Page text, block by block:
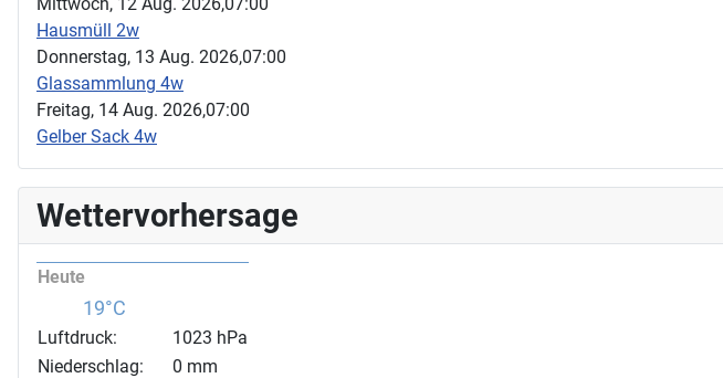
Hausmüll 2w
Donnerstag, 13 Aug. 2026,07:00
Glassammlung 4w
Freitag, 14 Aug. 2026,07:00
Gelber Sack 4w
Wettervorhersage
Heute
19°C
Luftdruck:
1023 hPa
Niederschlag:
0 mm